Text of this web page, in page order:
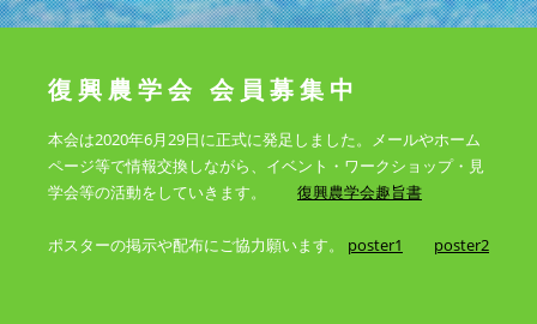
復興農学会 会員募集中
本会は2020年6月29日に正式に発足しました。メールやホーム
ページ等で情報交換しながら、イベント・ワークショップ・見
学会等の活動をしていきます。 復興農学会趣旨書
ポスターの掲示や配布にご協力願います。 poster1 poster2